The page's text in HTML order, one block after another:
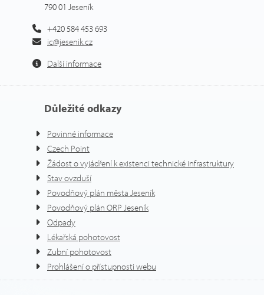
790 01 Jeseník
+420 584 453 693
ic@jesenik.cz
Další informace
Důležité odkazy
Povinné informace
Czech Point
Žádost o vyjádření k existenci technické infrastruktury
Stav ovzduší
Povodňový plán města Jeseník
Povodňový plán ORP Jeseník
Odpady
Lékařská pohotovost
Zubní pohotovost
Prohlášení o přístupnosti webu